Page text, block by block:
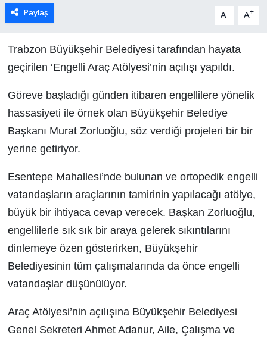
Paylaş A- A+
Trabzon Büyükşehir Belediyesi tarafından hayata
geçirilen ‘Engelli Araç Atölyesi’nin açılışı yapıldı.
Göreve başladığı günden itibaren engellilere yönelik
hassasiyeti ile örnek olan Büyükşehir Belediye
Başkanı Murat Zorluoğlu, söz verdiği projeleri bir bir
yerine getiriyor.
Esentepe Mahallesi’nde bulunan ve ortopedik engelli
vatandaşların araçlarının tamirinin yapılacağı atölye,
büyük bir ihtiyaca cevap verecek. Başkan Zorluoğlu,
engellilerle sık sık bir araya gelerek sıkıntılarını
dinlemeye özen gösterirken, Büyükşehir
Belediyesinin tüm çalışmalarında da önce engelli
vatandaşlar düşünülüyor.
Araç Atölyesi’nin açılışına Büyükşehir Belediyesi
Genel Sekreteri Ahmet Adanur, Aile, Çalışma ve